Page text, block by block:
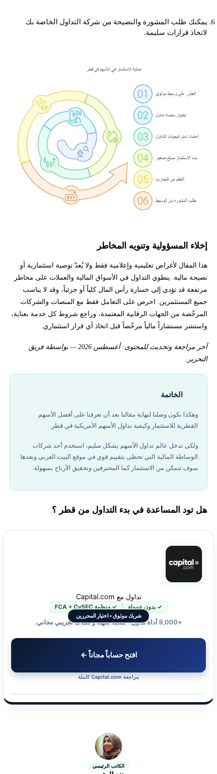
يمكنك طلب المشورة والنصيحة من شركة التداول الخاصة بك
لاتخاذ قرارات سليمة.
إخلاء المسؤولية وتنويه المخاطر
هذا المقال لأغراض تعليمية وإعلامية فقط ولا يُعدّ توصية استثمارية أو
نصيحة مالية. ينطوي التداول في الأسواق المالية والعملات على مخاطر
مرتفعة قد تؤدي إلى خسارة رأس المال كلياً أو جزئياً، وقد لا يناسب
جميع المستثمرين. احرص على التعامل فقط مع المنصات والشركات
المرخّصة من الجهات الرقابية المعتمدة، وراجِع شروط كل خدمة بعناية،
واستشر مستشاراً مالياً مرخّصاً قبل اتخاذ أي قرار استثماري.
آخر مراجعة وتحديث للمحتوى: أغسطس 2026 — بواسطة فريق
التحرير.
الخاتمة
وهكذا نكون وصلنا لنهاية مقالنا بعد أن تعرفنا على أفضل الأسهم
القطرية للاستثمار وكيفية تداول الأسهم الأمريكية في قطر.
ولكى تدخل عالم تداول الأسهم بشكل سليم، استخدم أحد شركات
الوساطة المالية التي تحظى بتقييم قوي في موقع البيت العربي وبعدها
سوف تتمكن من الاستثمار كما المحترفين وتحقيق الأرباح بسهولة.
هل تود المساعدة في بدء التداول من قطر ؟
شريك موثوق • اختيار المحررين
تداول مع Capital.com
✓ بدون عمولة ✓ منظمة FCA + CySEC
+9,000 أداة تداول • منصة سهلة وحساب تجريبي مجاني.
افتح حساباً مجاناً ←
مراجعة Capital.com كاملة
الكاتب الرئيسي